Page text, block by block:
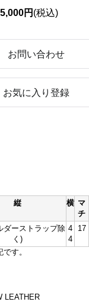
円 (税込)
お問い合わせ
お気に入り登録
縦 横 マ
チ
ダーストラップ除
く)
4
4
17
す。
LEATHER